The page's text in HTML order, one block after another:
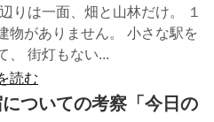
りは一面、畑と山林だけ。 １
物がありません。 小さな駅を
、 街灯もない...
読む
についての考察「今日の